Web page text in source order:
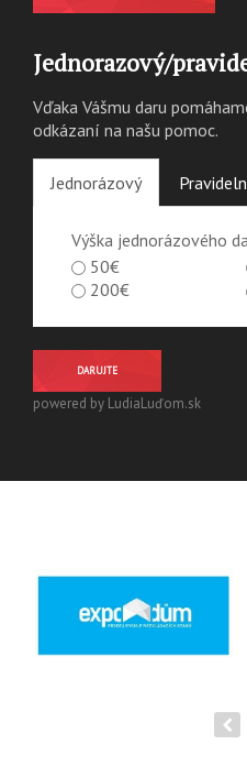
Jednorazový/
Vďaka Vášmu daru
odkázaní na našu pomoc.
Jednorázový
Výška jednorázového
50€
200€
DARUJTE
powered by LudiaLuďom.sk